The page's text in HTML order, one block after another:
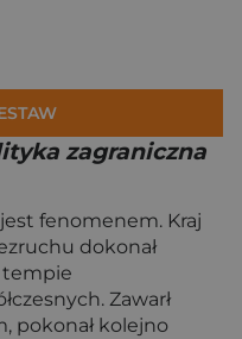
zagraniczna
fenomenem. Kraj
dokonał
tempie
Zawarł
pokonał kolejno